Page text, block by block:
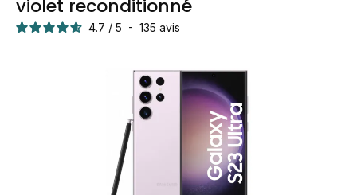
violet reconditionné
4.7 / 5 - 135 avis